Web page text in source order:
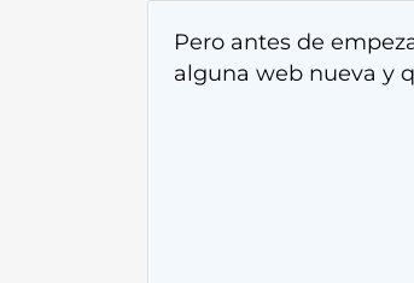
Pero antes de
alguna web nueva y